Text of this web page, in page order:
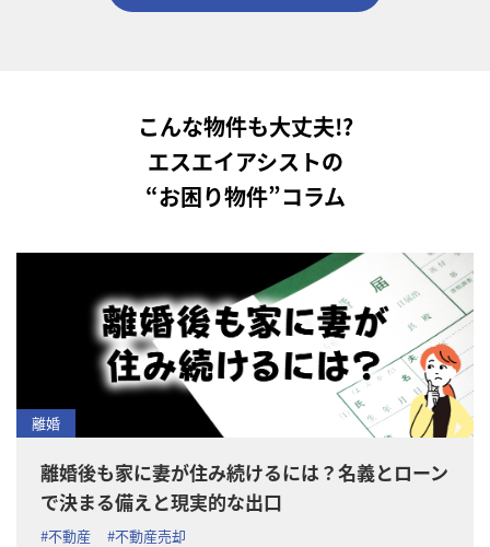
こんな物件も大丈夫!?
エスエイアシストの
“お困り物件”コラム
離婚
離婚後も家に妻が住み続けるには？名義とローン
で決まる備えと現実的な出口
#不動産
#不動産売却